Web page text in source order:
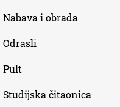
Nabava i obrada
Odrasli
Pult
Studijska čitaonica